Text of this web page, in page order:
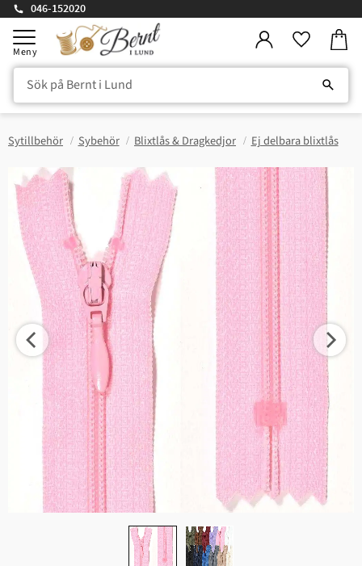
Meny
046-152020
Sytillbehör Sybehör Blixtlås & Dragkedjor Ej delbara blixtlås